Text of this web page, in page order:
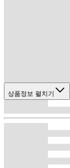
상품정보 펼치기